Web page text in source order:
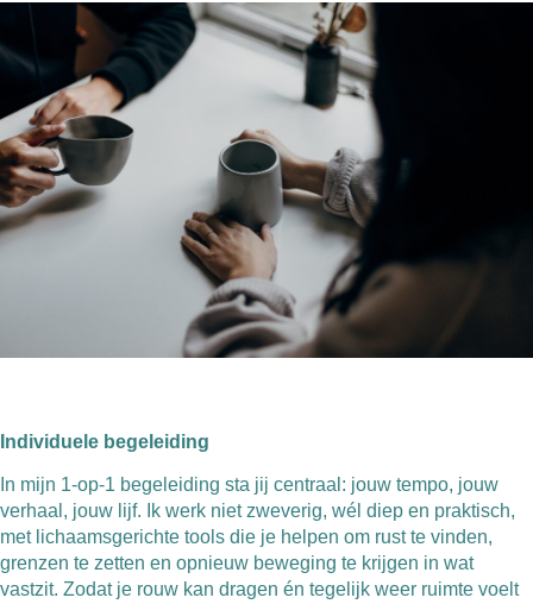
Individuele begeleiding
In mijn 1-op-1 begeleiding sta jij centraal: jouw tempo, jouw
verhaal, jouw lijf. Ik werk niet zweverig, wél diep en praktisch,
met lichaamsgerichte tools die je helpen om rust te vinden,
grenzen te zetten en opnieuw beweging te krijgen in wat
vastzit. Zodat je rouw kan dragen én tegelijk weer ruimte voelt